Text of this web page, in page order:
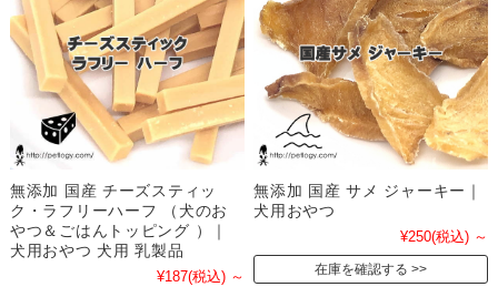
無添加 国産 チーズスティッ
ク・ラフリーハーフ （犬のお
やつ＆ごはんトッピング ）｜
犬用おやつ 犬用 乳製品
¥187(税込) ～
無添加 国産 サメ ジャーキー｜
犬用おやつ
¥250(税込) ～
在庫を確認する